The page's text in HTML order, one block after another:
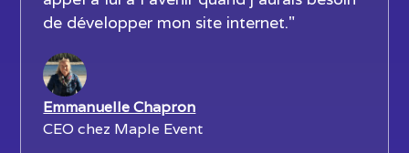
de développer mon site internet."
Emmanuelle Chapron
CEO chez Maple Event